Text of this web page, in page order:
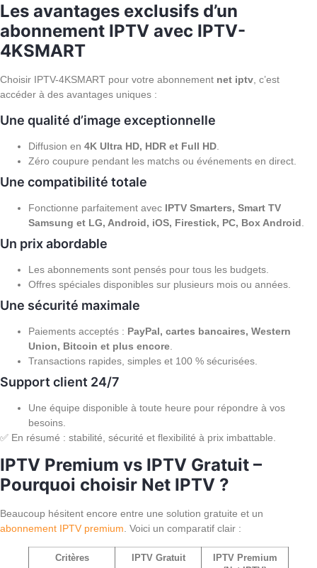
Les avantages exclusifs d’un
abonnement IPTV avec IPTV-
4KSMART
Choisir IPTV-4KSMART pour votre abonnement net iptv, c’est
accéder à des avantages uniques :
Une qualité d’image exceptionnelle
Diffusion en 4K Ultra HD, HDR et Full HD
Zéro coupure pendant les matchs ou événements en direct.
Une compatibilité totale
Fonctionne parfaitement avec IPTV Smarters, Smart TV
Samsung et LG, Android, iOS, Firestick, PC, Box Android
Un prix abordable
Les abonnements sont pensés pour tous les budgets.
Offres spéciales disponibles sur plusieurs mois ou années.
Une sécurité maximale
Paiements acceptés : PayPal, cartes bancaires, Western
Union, Bitcoin et plus encore
Transactions rapides, simples et 100 % sécurisées.
Support client 24/7
Une équipe disponible à toute heure pour répondre à vos
besoins.
✅ En résumé : stabilité, sécurité et flexibilité à prix imbattable.
IPTV Premium vs IPTV Gratuit –
Pourquoi choisir Net IPTV ?
Beaucoup hésitent encore entre une solution gratuite et un
abonnement IPTV premium . Voici un comparatif clair :
Critères IPTV Gratuit
IPTV Premium